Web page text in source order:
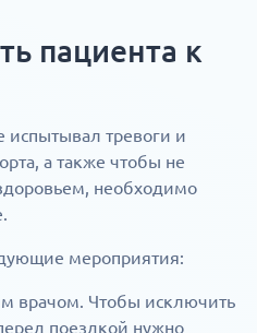
пациента к
испытывал тревоги и
а также чтобы не
необходимо
мероприятия:
врачом. Чтобы исключить
поездкой нужно